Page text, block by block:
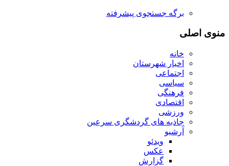
برگه جستجوی پیشرفته
منوی اصلی
خانه
اخبار شهرستان
اجتماعی
سیاسی
فرهنگی
اقتصادی
ورزشی
جاذبه های گردشگری سرعین
آرشیو
ویدئو
عکس
گزارش